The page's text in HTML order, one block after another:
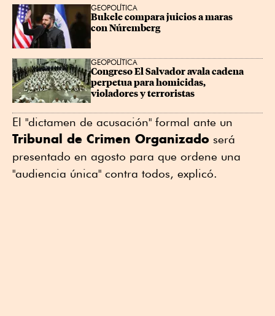
GEOPOLÍTICA
Bukele compara juicios a maras
con Núremberg
GEOPOLÍTICA
Congreso El Salvador avala cadena
perpetua para homicidas,
violadores y terroristas
El "dictamen de acusación" formal ante un
Tribunal de Crimen Organizado será
presentado en agosto para que ordene una
"audiencia única" contra todos, explicó.